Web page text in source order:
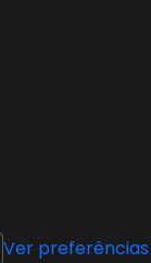
Ver preferências